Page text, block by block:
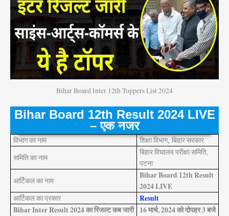
Bihar Board Inter 12th Toppers List 2024
Bihar Board 12th Result 2024 LIVE
– एक नजर
विभाग का नाम शिक्षा विभाग, बिहार सरकार
समिति का नाम
बिहार विघालय परीक्षा समिति,
पटना
आर्टिकल का नाम
Bihar Board 12th Result
2024 LIVE
आर्टिकल का प्रकार
Result
Bihar Inter Result 2024 का रिजल्ट कब जारी 16 मार्च, 2024 को दोपहर 3 बजे